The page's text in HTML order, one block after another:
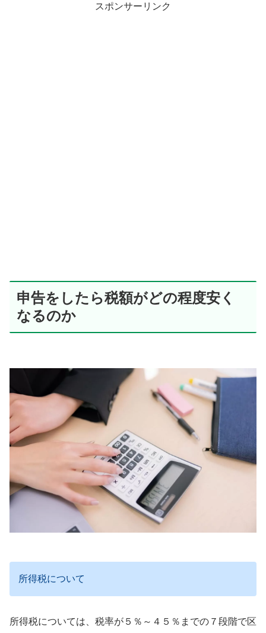
スポンサーリンク
申告をしたら税額がどの程度安く
なるのか
所得税について
所得税については、税率が５％～４５％までの７段階で区